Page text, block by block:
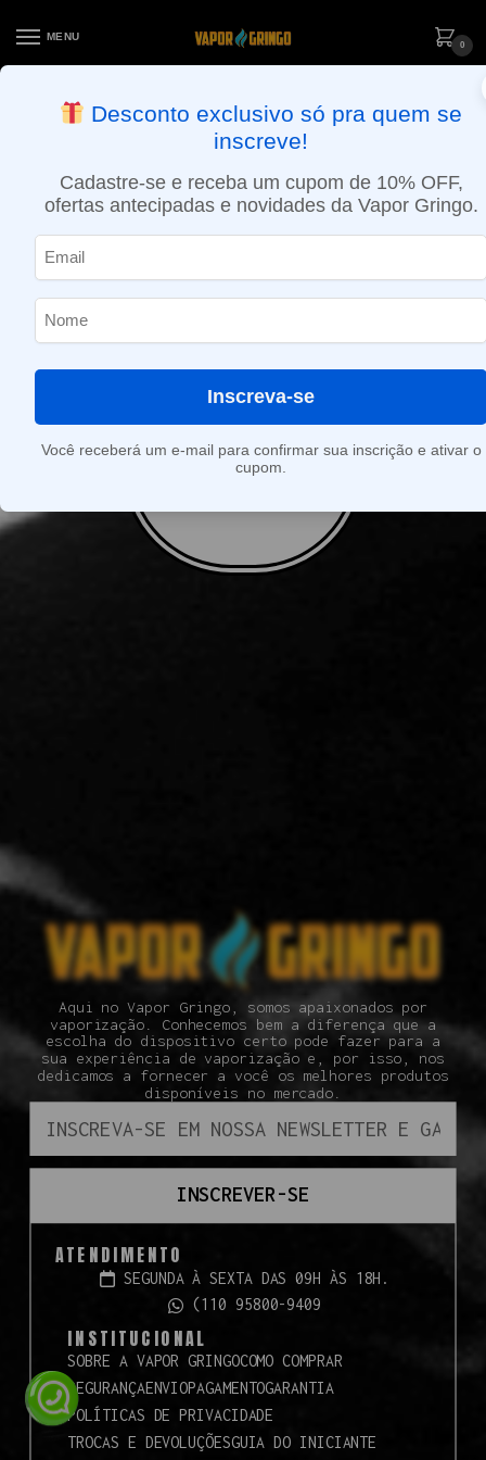
MENU
0
APROVADOS ATÉ 15:30 VIA MOTOBOY
1.15ohm
Aqui no Vapor Gringo, somos apaixonados por
vaporização. Conhecemos bem a diferença que a
escolha do dispositivo certo pode fazer para a
sua experiência de vaporização e, por isso, nos
dedicamos a fornecer a você os melhores produtos
disponíveis no mercado.
INSCREVER-SE
ATENDIMENTO
SEGUNDA À SEXTA DAS 09H ÀS 18H.
(110 95800-9409
INSTITUCIONAL
SOBRE A VAPOR GRINGOCOMO COMPRAR
SEGURANÇAENVIOPAGAMENTOGARANTIA
POLÍTICAS DE PRIVACIDADE
TROCAS E DEVOLUÇÕESGUIA DO INICIANTE
Desconto exclusivo só pra quem se
inscreve!
Cadastre-se e receba um cupom de 10% OFF,
ofertas antecipadas e novidades da Vapor Gringo.
Inscreva-se
Você receberá um e-mail para confirmar sua inscrição e ativar o
cupom.